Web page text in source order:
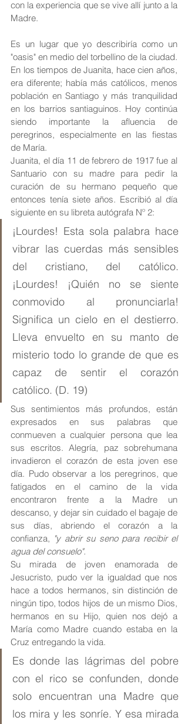
con la experiencia que se vive allí junto a la
Madre.
Es un lugar que yo describiría como un
"oasis" en medio del torbellino de la ciudad.
En los tiempos de Juanita, hace cien años,
era diferente; había más católicos, menos
población en Santiago y más tranquilidad
en los barrios santiaguinos. Hoy continúa
siendo importante la afluencia de
peregrinos, especialmente en las fiestas
de María.
Juanita, el día 11 de febrero de 1917 fue al
Santuario con su madre para pedir la
curación de su hermano pequeño que
entonces tenía siete años. Escribió al día
siguiente en su libreta autógrafa Nº 2:
¡Lourdes! Esta sola palabra hace
vibrar las cuerdas más sensibles
del cristiano, del católico.
¡Lourdes! ¡Quién no se siente
conmovido al pronunciarla!
Significa un cielo en el destierro.
Lleva envuelto en su manto de
misterio todo lo grande de que es
capaz de sentir el corazón
católico. (D. 19)
Sus sentimientos más profundos, están
expresados en sus palabras que
conmueven a cualquier persona que lea
sus escritos. Alegría, paz sobrehumana
invadieron el corazón de esta joven ese
día. Pudo observar a los peregrinos, que
fatigados en el camino de la vida
encontraron frente a la Madre un
descanso, y dejar sin cuidado el bagaje de
sus días, abriendo el corazón a la
confianza, "y abrir su seno para recibir el
agua del consuelo".
Su mirada de joven enamorada de
Jesucristo, pudo ver la igualdad que nos
hace a todos hermanos, sin distinción de
ningún tipo, todos hijos de un mismo Dios,
hermanos en su Hijo, quien nos dejó a
María como Madre cuando estaba en la
Cruz entregando la vida.
Es donde las lágrimas del pobre
con el rico se confunden, donde
solo encuentran una Madre que
los mira y les sonríe. Y esa mirada